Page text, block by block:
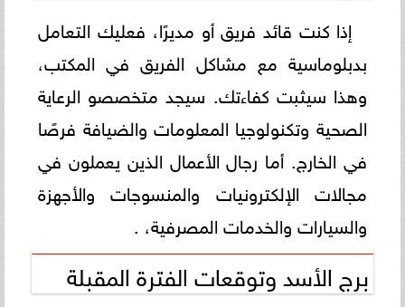
إذا كنت قائد فريق أو مديرًا، فعليك التعامل
بدبلوماسية مع مشاكل الفريق في المكتب،
وهذا سيثبت كفاءتك. سيجد متخصصو الرعاية
الصحية وتكنولوجيا المعلومات والضيافة فرصًا
في الخارج. أما رجال الأعمال الذين يعملون في
مجالات الإلكترونيات والمنسوجات والأجهزة
والسيارات والخدمات المصرفية، .
برج الأسد وتوقعات الفترة المقبلة